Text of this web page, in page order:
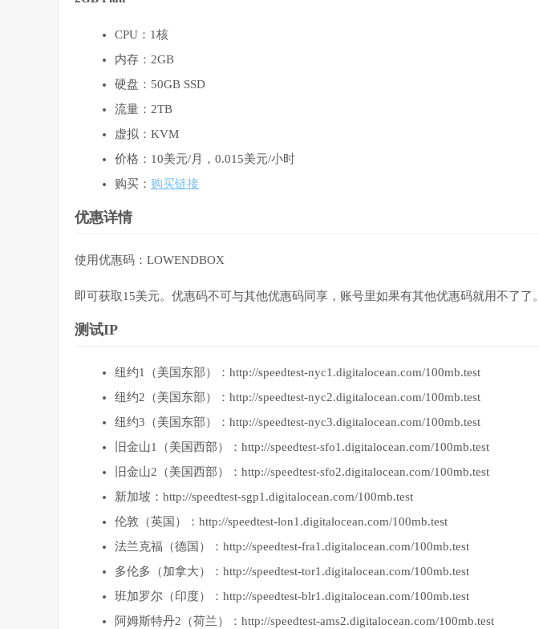
CPU：1核
内存：2GB
硬盘：50GB SSD
流量：2TB
虚拟：KVM
价格：10美元/月，0.015美元/小时
购买： 购买链接
优惠详情
使用优惠码：LOWENDBOX
即可获取15美元。优惠码不可与其他优惠码同享，账号里如果有其他优惠码就用不了了。
测试IP
纽约1（美国东部）：http://speedtest-nyc1.digitalocean.com/100mb.test
纽约2（美国东部）：http://speedtest-nyc2.digitalocean.com/100mb.test
纽约3（美国东部）：http://speedtest-nyc3.digitalocean.com/100mb.test
旧金山1（美国西部）：http://speedtest-sfo1.digitalocean.com/100mb.test
旧金山2（美国西部）：http://speedtest-sfo2.digitalocean.com/100mb.test
新加坡：http://speedtest-sgp1.digitalocean.com/100mb.test
伦敦（英国）：http://speedtest-lon1.digitalocean.com/100mb.test
法兰克福（德国）：http://speedtest-fra1.digitalocean.com/100mb.test
多伦多（加拿大）：http://speedtest-tor1.digitalocean.com/100mb.test
班加罗尔（印度）：http://speedtest-blr1.digitalocean.com/100mb.test
阿姆斯特丹2（荷兰）：http://speedtest-ams2.digitalocean.com/100mb.test